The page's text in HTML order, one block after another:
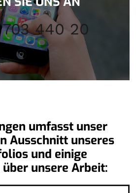
440 20
umfasst unser
Ausschnitt unseres
und einige
unsere Arbeit: